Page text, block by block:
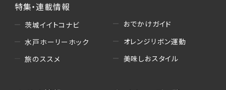
特集・連載情報
茨城イイトコナビ
水戸ホーリーホック
旅のススメ
おでかけガイド
オレンジリボン運動
美味しおスタイル